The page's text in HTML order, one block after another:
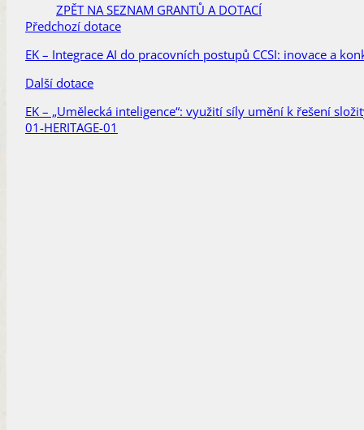
ZPĚT NA SEZNAM GRANTŮ A DOTACÍ
Předchozí dotace
EK – Integrace AI do pracovních postupů CCSI: inovace a
Další dotace
EK – „Umělecká inteligence“: využití síly umění k řešení
01-HERITAGE-01